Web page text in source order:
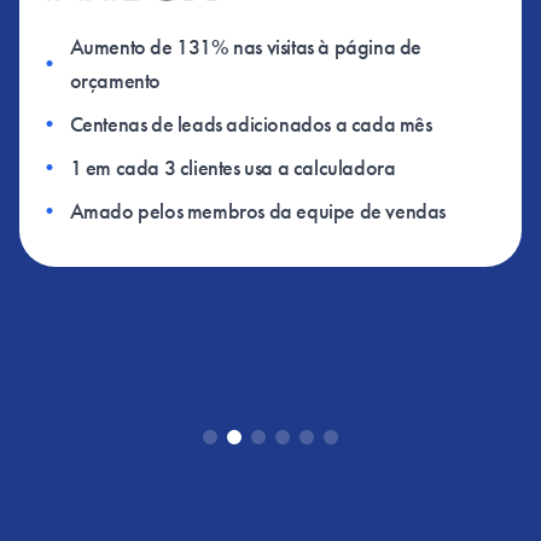
•
Aumento de 131% nas visitas à página de
orçamento
•
Centenas de leads adicionados a cada mês
•
1 em cada 3 clientes usa a calculadora
•
Amado pelos membros da equipe de vendas